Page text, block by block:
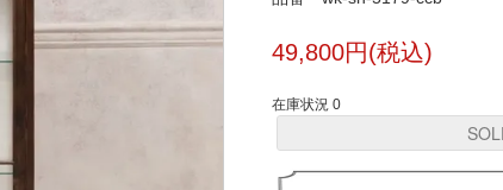
49,800円(税込)
在庫状況 0